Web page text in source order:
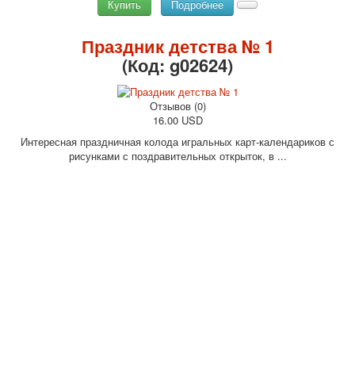
Купить Подробнее
Праздник детства № 1
(Код:g02624)
Отзывов (0)
16.00 USD
Интересная праздничная колода игральных карт-календариков с
рисунками с поздравительных открыток, в ...